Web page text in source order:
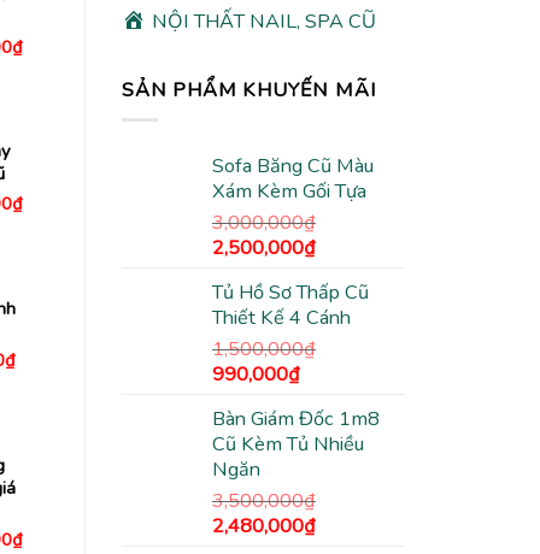
NỘI THẤT NAIL, SPA CŨ
SẢN PHẨM KHUYẾN MÃI
Sofa Băng Cũ Màu
Xám Kèm Gối Tựa
3,000,000₫
Giá
là:
3,000,000₫.
2,500,000₫Giá
tại
là:
2,500,000₫.
Tủ Hồ Sơ Thấp Cũ
Thiết Kế 4 Cánh
1,500,000₫
Giá
là:
1,500,000₫.
990,000₫Giá
tại
là:
Bàn Giám Đốc 1m8
Cũ Kèm Tủ Nhiều
Ngăn
3,500,000₫
Giá
2,480,000₫Giá
₫Giá
₫Giá
₫Giá
₫Giá